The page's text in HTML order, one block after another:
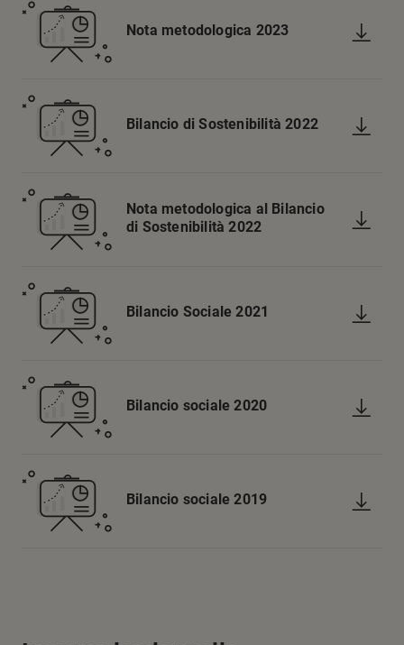
Nota metodologica 2023
Bilancio di Sostenibilità 2022
Nota metodologica al Bilancio
di Sostenibilità 2022
Bilancio Sociale 2021
Bilancio sociale 2020
Bilancio sociale 2019